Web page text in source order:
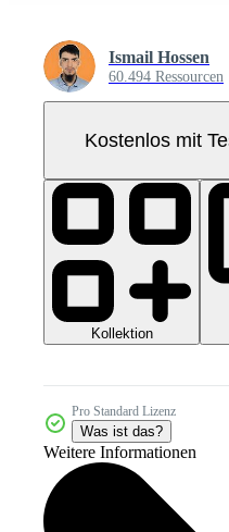
Ismail Hossen
60.494 Ressourcen
Kostenlos mit
Kollektion
Pro Standard Lizenz
Was ist das?
Weitere Informationen